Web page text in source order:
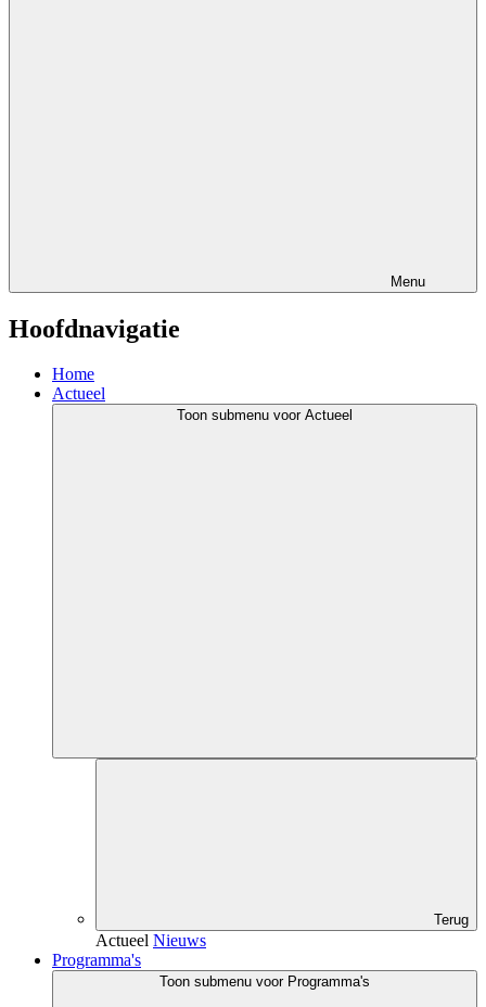
Menu
Hoofdnavigatie
Home
Actueel
Toon submenu voor Actueel
Terug
Actueel Nieuws
Programma's
Toon submenu voor Programma's